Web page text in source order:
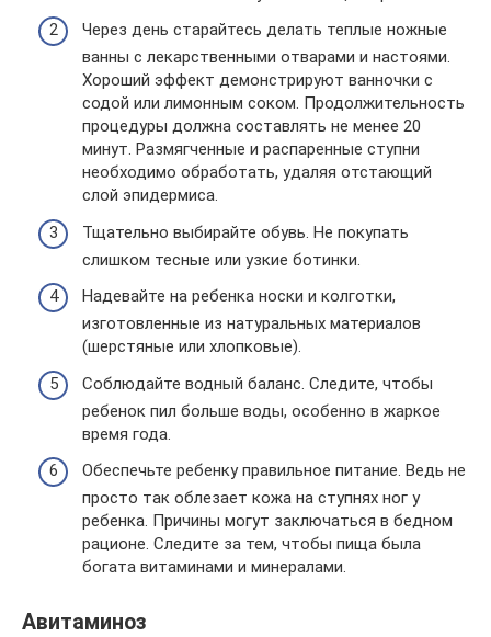
Через день старайтесь делать теплые ножные
ванны с лекарственными отварами и настоями.
Хороший эффект демонстрируют ванночки с
содой или лимонным соком. Продолжительность
процедуры должна составлять не менее 20
минут. Размягченные и распаренные ступни
необходимо обработать, удаляя отстающий
слой эпидермиса.
Тщательно выбирайте обувь. Не покупать
слишком тесные или узкие ботинки.
Надевайте на ребенка носки и колготки,
изготовленные из натуральных материалов
(шерстяные или хлопковые).
Соблюдайте водный баланс. Следите, чтобы
ребенок пил больше воды, особенно в жаркое
время года.
Обеспечьте ребенку правильное питание. Ведь не
просто так облезает кожа на ступнях ног у
ребенка. Причины могут заключаться в бедном
рационе. Следите за тем, чтобы пища была
богата витаминами и минералами.
Авитаминоз